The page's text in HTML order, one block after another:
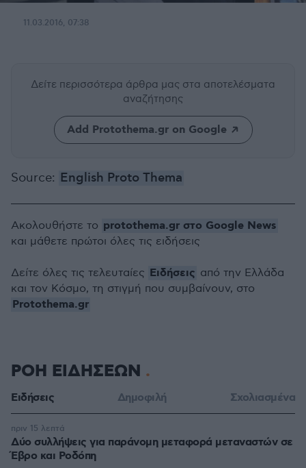
11.03.2016, 07:38
Δείτε περισσότερα άρθρα μας στα αποτελέσματα
αναζήτησης
Add Protothema.gr on Google
Source: English Proto Thema
Ακολουθήστε το protothema.gr στο Google News
και μάθετε πρώτοι όλες τις ειδήσεις
Δείτε όλες τις τελευταίες Ειδήσεις από την Ελλάδα
και τον Κόσμο, τη στιγμή που συμβαίνουν, στο
Protothema.gr
ΡΟΗ ΕΙΔΗΣΕΩΝ
Ειδήσεις Δημοφιλή Σχολιασμένα
Δύο συλλήψεις για παράνομη μεταφορά μεταναστών σε
Έβρο και Ροδόπη
πριν 15 λεπτά